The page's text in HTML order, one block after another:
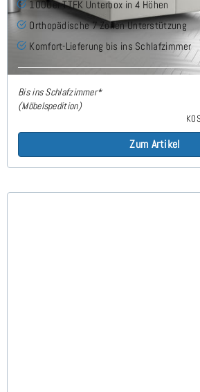
1000er TTFK Unterbox in 4 Höhen
Orthopädische 7 Zonen Unterstützung
Komfort-Lieferung bis ins Schlafzimmer
Bis ins Schlafzimmer*
(Möbelspedition)
Zum Artikel